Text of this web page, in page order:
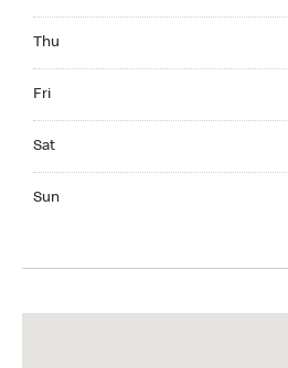
Thu
Fri
Sat
Sun